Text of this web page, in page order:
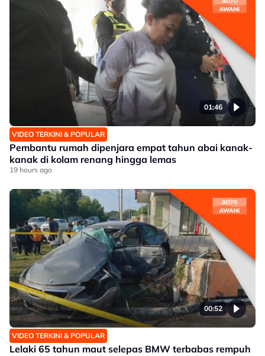
01:46
VIDEO TERKINI & POPULAR
Pembantu rumah dipenjara empat tahun abai kanak-
kanak di kolam renang hingga lemas
19 hours ago
00:52
VIDEO TERKINI & POPULAR
Lelaki 65 tahun maut selepas BMW terbabas rempuh